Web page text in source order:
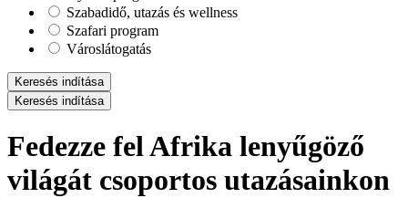
Szabadidő, utazás és wellness
Szafari program
Városlátogatás
Keresés indítása
Keresés indítása
Fedezze fel Afrika lenyűgöző
világát csoportos utazásainkon